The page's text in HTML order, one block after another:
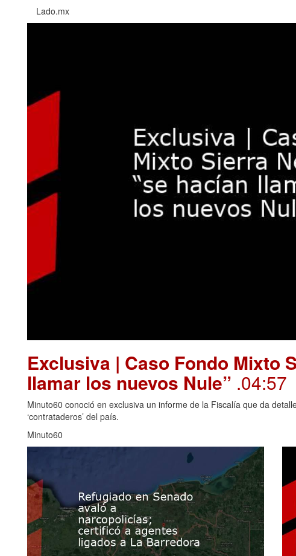
Lado.mx
Exclusiva | Caso Fondo Mixto
llamar los nuevos Nule” .04:57
Minuto60 conoció en exclusiva un informe de la Fiscalía que da
‘contrataderos’ del país.
Minuto60